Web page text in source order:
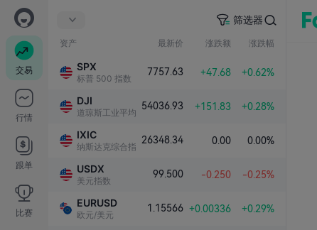
交易
行情
跟单
比赛
筛选器
资产 最新价 涨跌额 涨跌幅
SPX
标普 500 指数
7757.63 +47.68 +0.62%
DJI
道琼斯工业平均指数
54036.93 +151.83 +0.28%
IXIC
纳斯达克综合指数
26348.34 0.00 0.00%
USDX
美元指数
99.500 -0.250 -0.25%
EURUSD
欧元/美元
1.15566 +0.00336 +0.29%